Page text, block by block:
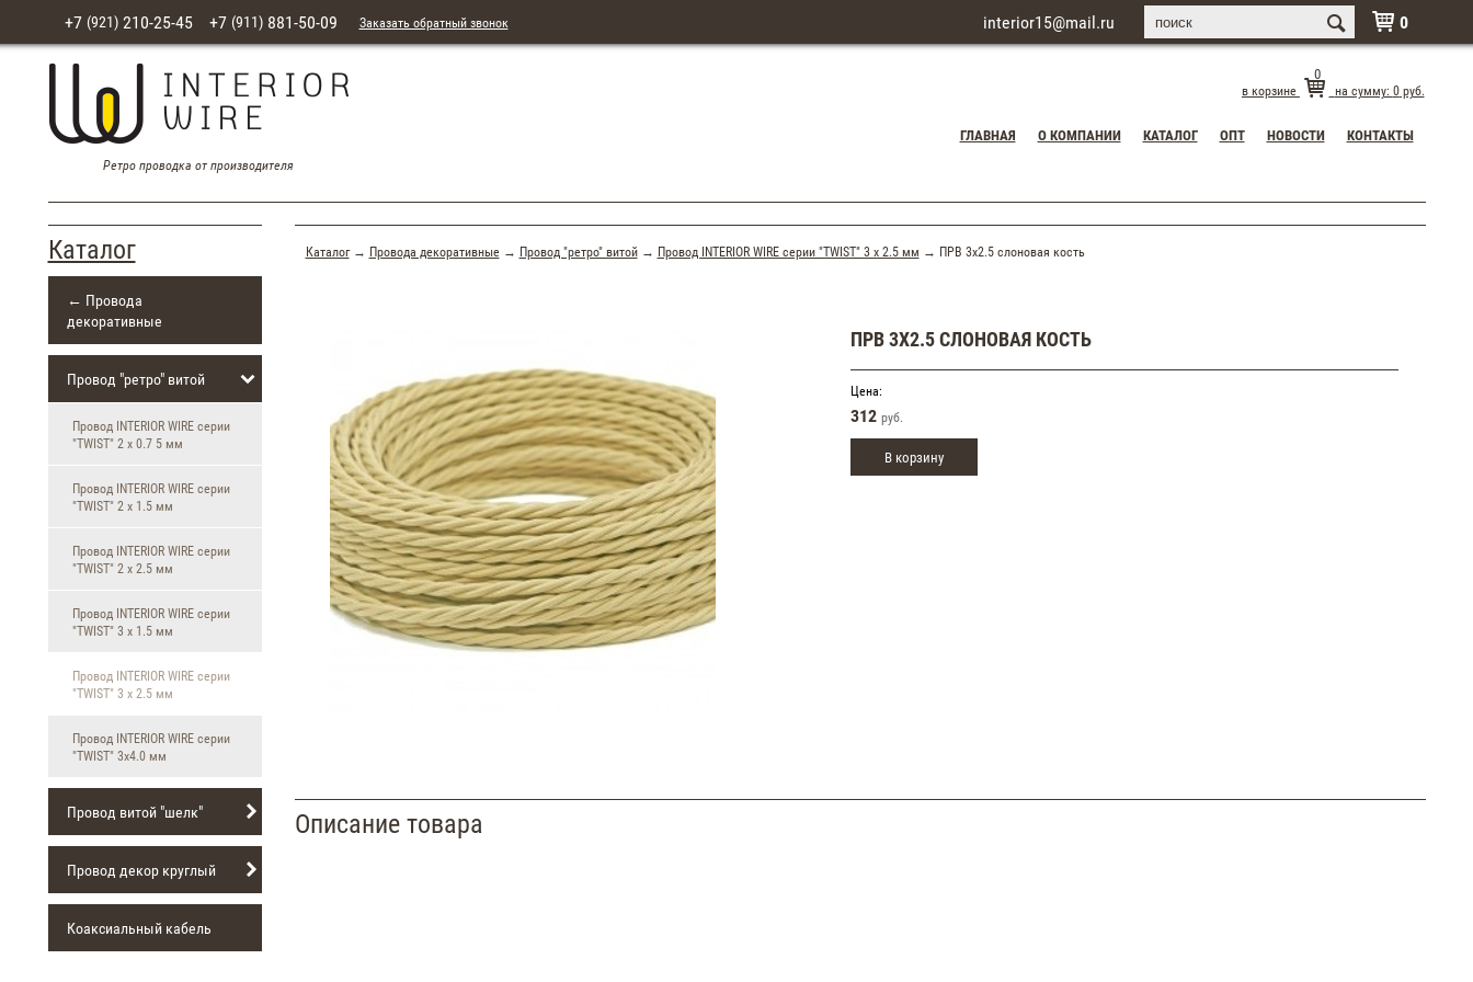
 0
+7 (921)210-25-45 +7 (911)881-50-09 Заказать обратный звонок interior15@mail.ru
Ретро проводка от производителя
в корзине
0
на сумму: 0руб.
ГЛАВНАЯ О КОМПАНИИ КАТАЛОГ ОПТ НОВОСТИ КОНТАКТЫ
Каталог
← Провода
декоративные
Провод "ретро" витой
Провод INTERIOR WIRE серии
"TWIST" 2 х 0.7 5 мм
Провод INTERIOR WIRE серии
"TWIST" 2 х 1.5 мм
Провод INTERIOR WIRE серии
"TWIST" 2 х 2.5 мм
Провод INTERIOR WIRE серии
"TWIST" 3 х 1.5 мм
Провод INTERIOR WIRE серии
"TWIST" 3 х 2.5 мм
Провод INTERIOR WIRE серии
"TWIST" 3х4.0 мм
Провод витой "шелк"
Провод декор круглый
Коаксиальный кабель
Каталог→ Провода декоративные→ Провод "ретро" витой→ Провод INTERIOR WIRE серии "TWIST" 3 х 2.5 мм → ПРВ 3х2.5 слоновая кость
ПРВ 3Х2.5 СЛОНОВАЯ КОСТЬ
Цена:
312 руб.
В корзину
Описание товара